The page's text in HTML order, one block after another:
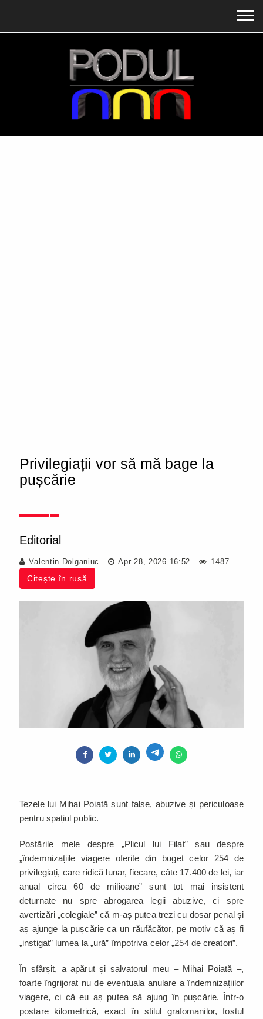
Privilegiații vor să mă bage la
pușcărie
Editorial
Valentin Dolganiuc Apr 28, 2026 16:52 1487
Citește în rusă
Tezele lui Mihai Poiată sunt false, abuzive și periculoase
pentru spațiul public.
Postările mele despre „Plicul lui Filat” sau despre
„îndemnizațiile viagere oferite din buget celor 254 de
privilegiați, care ridică lunar, fiecare, câte 17.400 de lei, iar
anual circa 60 de milioane” sunt tot mai insistent
deturnate nu spre abrogarea legii abuzive, ci spre
avertizări „colegiale” că m-aș putea trezi cu dosar penal și
aș ajunge la pușcărie ca un răufăcător, pe motiv că aș fi
„instigat” lumea la „ură” împotriva celor „254 de creatori”.
În sfârșit, a apărut și salvatorul meu – Mihai Poiată –,
foarte îngrijorat nu de eventuala anulare a îndemnizațiilor
viagere, ci că eu aș putea să ajung în pușcărie. Într-o
postare kilometrică, exact în stilul grafomanilor, fostul